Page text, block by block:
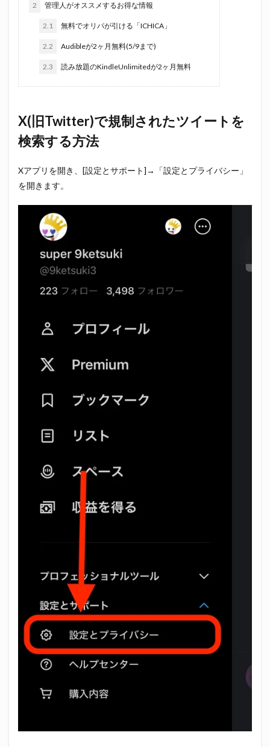
2 管理人がオススメするお得な情報
2.1 無料でオリパが引ける「ICHICA」
2.2 Audibleが2ヶ月無料(5/9まで)
2.3 読み放題のKindleUnlimitedが2ヶ月無料
X(旧Twitter)で規制されたツイートを
検索する方法
Xアプリを開き、[設定とサポート]→「設定とプライバシー」
を開きます。